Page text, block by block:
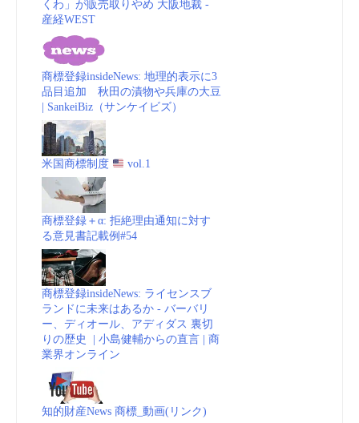
くわ」が販売取りやめ 大阪地裁 -
産経WEST
商標登録insideNews: 地理的表示に3
品目追加 秋田の漬物や兵庫の大豆
| SankeiBiz（サンケイビズ）
米国商標制度 vol.1
商標登録＋α: 拒絶理由通知に対す
る意見書記載例#54
商標登録insideNews: ライセンスブ
ランドに未来はあるか - バーバリ
ー、ディオール、アディダス 裏切
りの歴史 | 小島健輔からの直言 | 商
業界オンライン
知的財産News 商標_動画(リンク)